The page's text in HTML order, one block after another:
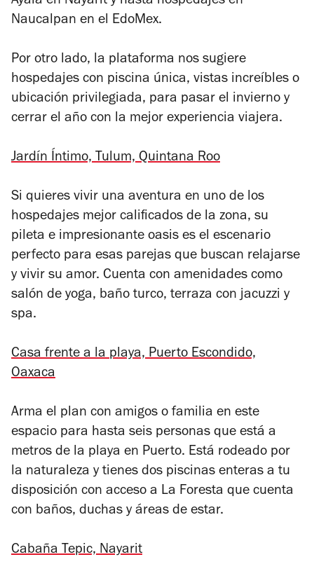
Naucalpan en el EdoMex.
Por otro lado, la plataforma nos sugiere
hospedajes con piscina única, vistas increíbles o
ubicación privilegiada, para pasar el invierno y
cerrar el año con la mejor experiencia viajera.
Jardín Íntimo, Tulum, Quintana Roo
Si quieres vivir una aventura en uno de los
hospedajes mejor calificados de la zona, su
pileta e impresionante oasis es el escenario
perfecto para esas parejas que buscan relajarse
y vivir su amor. Cuenta con amenidades como
salón de yoga, baño turco, terraza con jacuzzi y
spa.
Casa frente a la playa, Puerto Escondido,
Oaxaca
Arma el plan con amigos o familia en este
espacio para hasta seis personas que está a
metros de la playa en Puerto. Está rodeado por
la naturaleza y tienes dos piscinas enteras a tu
disposición con acceso a La Foresta que cuenta
con baños, duchas y áreas de estar.
Cabaña Tepic, Nayarit